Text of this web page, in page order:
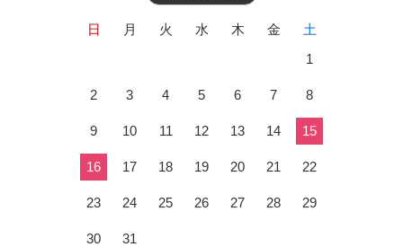
日 月 火 水 木 金
土
1
2 3 4 5 6 7 8
9 10 11 12 13 14 15
16 17 18 19 20 21 22
23 24 25 26 27 28 29
30 31